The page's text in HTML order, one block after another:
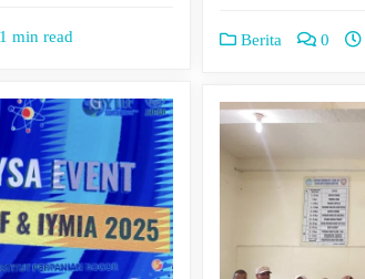
1 min read Berita 0